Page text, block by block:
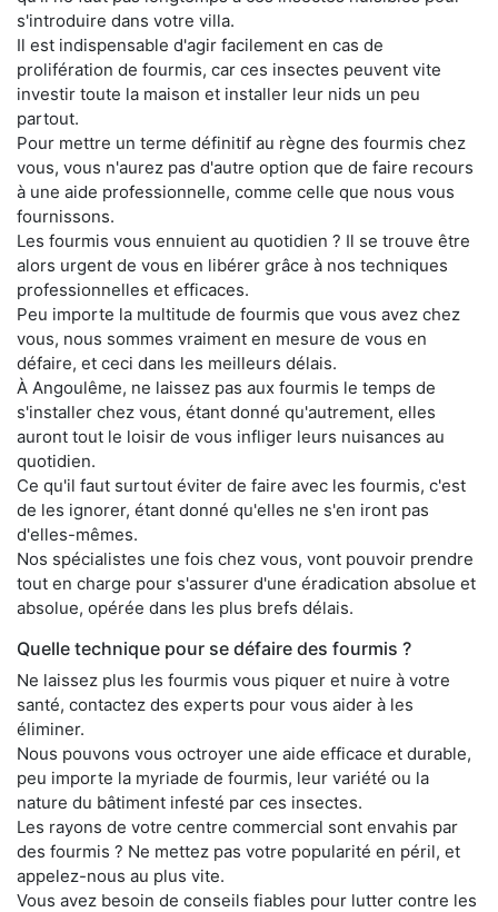
s'introduire dans votre villa.
Il est indispensable d'agir facilement en cas de
prolifération de fourmis, car ces insectes peuvent vite
investir toute la maison et installer leur nids un peu
partout.
Pour mettre un terme définitif au règne des fourmis chez
vous, vous n'aurez pas d'autre option que de faire recours
à une aide professionnelle, comme celle que nous vous
fournissons.
Les fourmis vous ennuient au quotidien ? Il se trouve être
alors urgent de vous en libérer grâce à nos techniques
professionnelles et efficaces.
Peu importe la multitude de fourmis que vous avez chez
vous, nous sommes vraiment en mesure de vous en
défaire, et ceci dans les meilleurs délais.
À Angoulême, ne laissez pas aux fourmis le temps de
s'installer chez vous, étant donné qu'autrement, elles
auront tout le loisir de vous infliger leurs nuisances au
quotidien.
Ce qu'il faut surtout éviter de faire avec les fourmis, c'est
de les ignorer, étant donné qu'elles ne s'en iront pas
d'elles-mêmes.
Nos spécialistes une fois chez vous, vont pouvoir prendre
tout en charge pour s'assurer d'une éradication absolue et
absolue, opérée dans les plus brefs délais.
Quelle technique pour se défaire des fourmis ?
Ne laissez plus les fourmis vous piquer et nuire à votre
santé, contactez des experts pour vous aider à les
éliminer.
Nous pouvons vous octroyer une aide efficace et durable,
peu importe la myriade de fourmis, leur variété ou la
nature du bâtiment infesté par ces insectes.
Les rayons de votre centre commercial sont envahis par
des fourmis ? Ne mettez pas votre popularité en péril, et
appelez-nous au plus vite.
Vous avez besoin de conseils fiables pour lutter contre les